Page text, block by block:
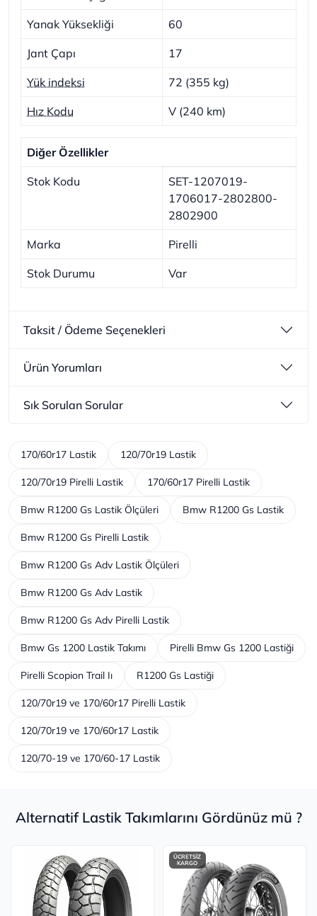
Yanak Yüksekliği 60
Jant Çapı 17
Yük indeksi 72 (355 kg)
Hız Kodu V (240 km)
Diğer Özellikler
Stok Kodu
SET-1207019-
1706017-2802800-
2802900
Marka Pirelli
Stok Durumu Var
Taksit / Ödeme Seçenekleri
Ürün Yorumları
Sık Sorulan Sorular
170/60r17 Lastik 120/70r19 Lastik
120/70r19 Pirelli Lastik 170/60r17 Pirelli Lastik
Bmw R1200 Gs Lastik Ölçüleri Bmw R1200 Gs Lastik
Bmw R1200 Gs Pirelli Lastik
Bmw R1200 Gs Adv Lastik Ölçüleri
Bmw R1200 Gs Adv Lastik
Bmw R1200 Gs Adv Pirelli Lastik
Bmw Gs 1200 Lastik Takımı Pirelli Bmw Gs 1200 Lastiği
Pirelli Scopion Trail Iı R1200 Gs Lastiği
120/70r19 ve 170/60r17 Pirelli Lastik
120/70r19 ve 170/60r17 Lastik
120/70-19 ve 170/60-17 Lastik
Alternatif Lastik Takımlarını Gördünüz mü ?
ÜCRETSİZ
KARGO